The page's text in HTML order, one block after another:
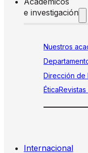
e investigación
Nuestros
Dirección de
ÉticaRevistas
Internacional